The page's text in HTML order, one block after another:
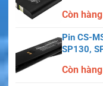
Còn hàng
Pin CS-
SP130,
Còn hàng